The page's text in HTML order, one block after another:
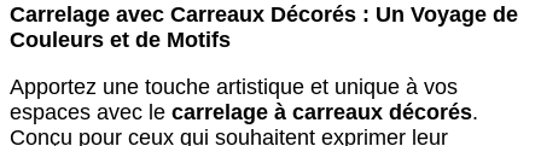
Carrelage avec Carreaux Décorés : Un Voyage de
Couleurs et de Motifs
Apportez une touche artistique et unique à vos
espaces avec le carrelage à carreaux décorés.
Conçu pour ceux qui souhaitent exprimer leur